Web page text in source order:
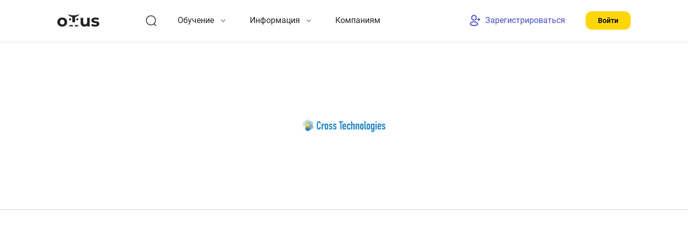
Обучение Информация Компаниям Зарегистрироваться Войти